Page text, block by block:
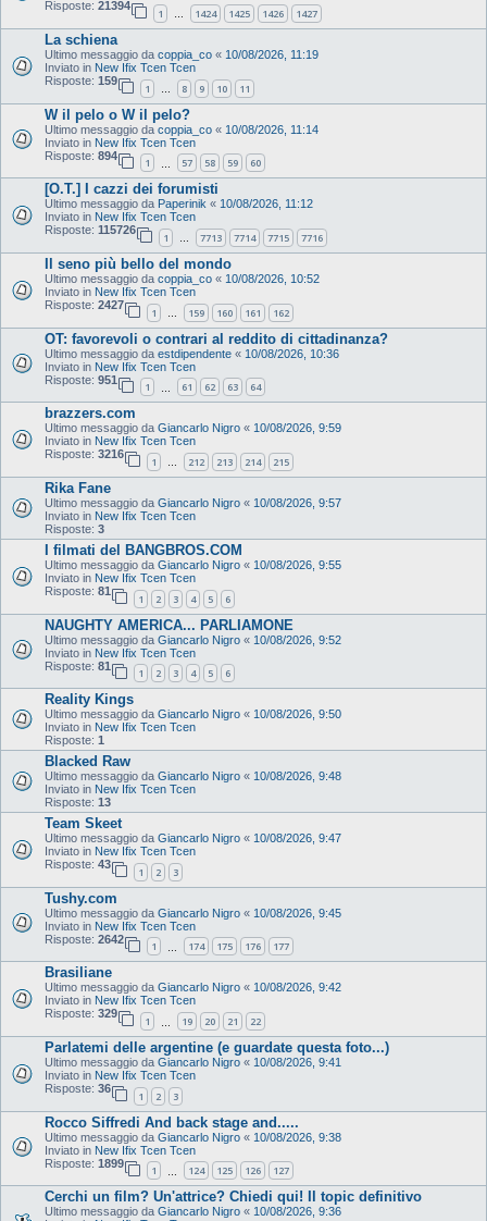
Risposte: 21394
1 … 1424 1425 1426 1427
La schiena
Ultimo messaggio da coppia_co « 10/08/2026, 11:19
Inviato in New Ifix Tcen Tcen
Risposte: 159
1 … 8 9 10 11
W il pelo o W il pelo?
Ultimo messaggio da coppia_co « 10/08/2026, 11:14
Inviato in New Ifix Tcen Tcen
Risposte: 894
1 57 58 59 60
[O.T.] I cazzi dei forumisti
Ultimo messaggio da Paperinik « 10/08/2026, 11:12
Inviato in New Ifix Tcen Tcen
Risposte: 115726
1 … 7713 7714 7715 7716
Il seno più bello del mondo
Ultimo messaggio da coppia_co « 10/08/2026, 10:52
Inviato in New Ifix Tcen Tcen
Risposte: 2427
1 … 159 160 161 162
OT: favorevoli o contrari al reddito di cittadinanza?
Ultimo messaggio da estdipendente « 10/08/2026, 10:36
Inviato in New Ifix Tcen Tcen
Risposte: 951
1 61 62 63 64
brazzers.com
Ultimo messaggio da Giancarlo Nigro « 10/08/2026, 9:59
Inviato in New Ifix Tcen Tcen
Risposte: 3216
1 … 212 213 214 215
Rika Fane
Ultimo messaggio da Giancarlo Nigro « 10/08/2026, 9:57
Inviato in New Ifix Tcen Tcen
Risposte: 3
I filmati del BANGBROS.COM
Ultimo messaggio da Giancarlo Nigro « 10/08/2026, 9:55
Inviato in New Ifix Tcen Tcen
Risposte: 81
1 2 3 4 5 6
NAUGHTY AMERICA... PARLIAMONE
Ultimo messaggio da Giancarlo Nigro « 10/08/2026, 9:52
Inviato in New Ifix Tcen Tcen
Risposte: 81
1 2 3 4 5 6
Reality Kings
Ultimo messaggio da Giancarlo Nigro « 10/08/2026, 9:50
Inviato in New Ifix Tcen Tcen
Risposte: 1
Blacked Raw
Ultimo messaggio da Giancarlo Nigro « 10/08/2026, 9:48
Inviato in New Ifix Tcen Tcen
Risposte: 13
Team Skeet
Ultimo messaggio da Giancarlo Nigro « 10/08/2026, 9:47
Inviato in New Ifix Tcen Tcen
Risposte: 43
1 2 3
Tushy.com
Ultimo messaggio da Giancarlo Nigro « 10/08/2026, 9:45
Inviato in New Ifix Tcen Tcen
Risposte: 2642
1 174 175 176 177
Brasiliane
Ultimo messaggio da Giancarlo Nigro « 10/08/2026, 9:42
Inviato in New Ifix Tcen Tcen
Risposte: 329
1 19 20 21 22
Parlatemi delle argentine (e guardate questa foto...)
Ultimo messaggio da Giancarlo Nigro « 10/08/2026, 9:41
Inviato in New Ifix Tcen Tcen
Risposte: 36
1 2 3
Rocco Siffredi And back stage and.....
Ultimo messaggio da Giancarlo Nigro « 10/08/2026, 9:38
Inviato in New Ifix Tcen Tcen
Risposte: 1899
1 124 125 126 127
Cerchi un film? Un'attrice? Chiedi qui! Il topic definitivo
Ultimo messaggio da Giancarlo Nigro « 10/08/2026, 9:36